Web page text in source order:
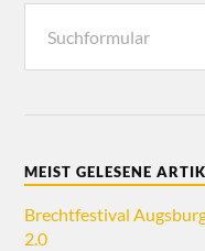
MEIST GELESENE
Brechtfestival
2.0